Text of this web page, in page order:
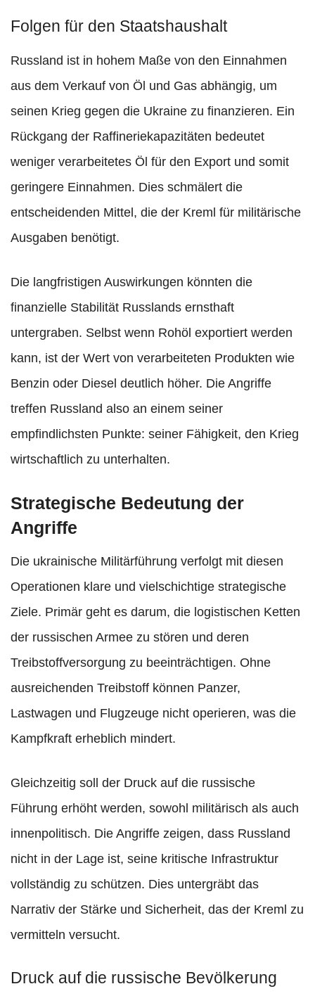
Folgen für den Staatshaushalt
Russland ist in hohem Maße von den Einnahmen
aus dem Verkauf von Öl und Gas abhängig, um
seinen Krieg gegen die Ukraine zu finanzieren. Ein
Rückgang der Raffineriekapazitäten bedeutet
weniger verarbeitetes Öl für den Export und somit
geringere Einnahmen. Dies schmälert die
entscheidenden Mittel, die der Kreml für militärische
Ausgaben benötigt.
Die langfristigen Auswirkungen könnten die
finanzielle Stabilität Russlands ernsthaft
untergraben. Selbst wenn Rohöl exportiert werden
kann, ist der Wert von verarbeiteten Produkten wie
Benzin oder Diesel deutlich höher. Die Angriffe
treffen Russland also an einem seiner
empfindlichsten Punkte: seiner Fähigkeit, den Krieg
wirtschaftlich zu unterhalten.
Strategische Bedeutung der
Angriffe
Die ukrainische Militärführung verfolgt mit diesen
Operationen klare und vielschichtige strategische
Ziele. Primär geht es darum, die logistischen Ketten
der russischen Armee zu stören und deren
Treibstoffversorgung zu beeinträchtigen. Ohne
ausreichenden Treibstoff können Panzer,
Lastwagen und Flugzeuge nicht operieren, was die
Kampfkraft erheblich mindert.
Gleichzeitig soll der Druck auf die russische
Führung erhöht werden, sowohl militärisch als auch
innenpolitisch. Die Angriffe zeigen, dass Russland
nicht in der Lage ist, seine kritische Infrastruktur
vollständig zu schützen. Dies untergräbt das
Narrativ der Stärke und Sicherheit, das der Kreml zu
vermitteln versucht.
Druck auf die russische Bevölkerung